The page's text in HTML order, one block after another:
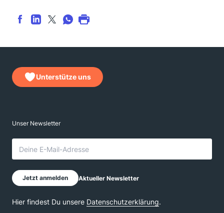
Unterstütze uns